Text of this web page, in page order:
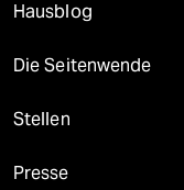
Hausblog
Die Seitenwende
Stellen
Presse